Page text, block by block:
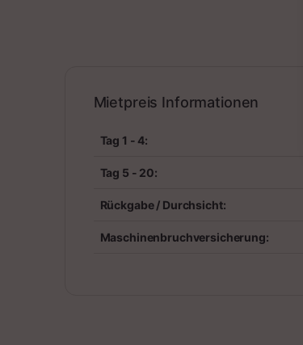
Mietpreis Informationen
Tag 1 - 4:
Tag 5 - 20:
Rückgabe / Durchsicht:
Maschinenbruchversicherung: